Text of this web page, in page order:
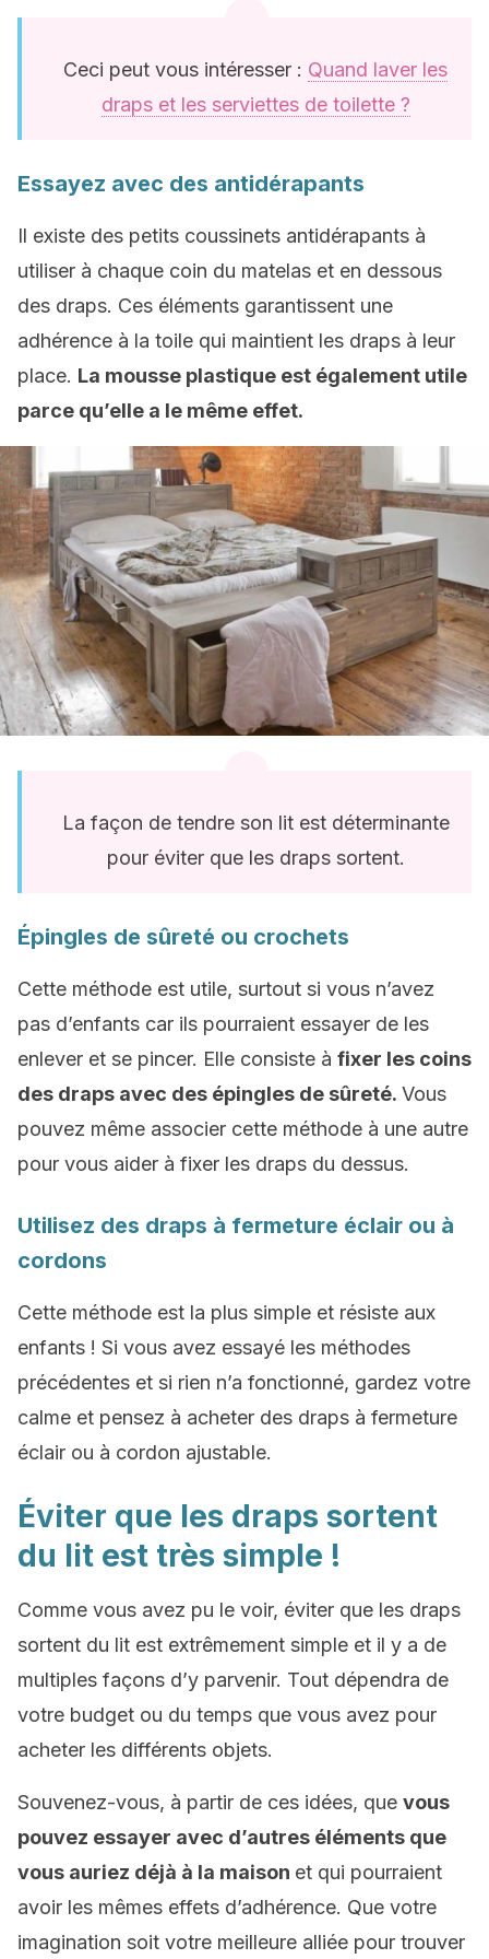
Ceci peut vous intéresser : Quand laver les
draps et les serviettes de toilette ?
Essayez avec des antidérapants
Il existe des petits coussinets antidérapants à
utiliser à chaque coin du matelas et en dessous
des draps. Ces éléments garantissent une
adhérence à la toile qui maintient les draps à leur
place. La mousse plastique est également utile
parce qu’elle a le même effet.
La façon de tendre son lit est déterminante
pour éviter que les draps sortent.
Épingles de sûreté ou crochets
Cette méthode est utile, surtout si vous n’avez
pas d’enfants car ils pourraient essayer de les
enlever et se pincer. Elle consiste à fixer les coins
des draps avec des épingles de sûreté. Vous
pouvez même associer cette méthode à une autre
pour vous aider à fixer les draps du dessus.
Utilisez des draps à fermeture éclair ou à
cordons
Cette méthode est la plus simple et résiste aux
enfants ! Si vous avez essayé les méthodes
précédentes et si rien n’a fonctionné, gardez votre
calme et pensez à acheter des draps à fermeture
éclair ou à cordon ajustable.
Éviter que les draps sortent
du lit est très simple !
Comme vous avez pu le voir, éviter que les draps
sortent du lit est extrêmement simple et il y a de
multiples façons d’y parvenir. Tout dépendra de
votre budget ou du temps que vous avez pour
acheter les différents objets.
Souvenez-vous, à partir de ces idées, que vous
pouvez essayer avec d’autres éléments que
vous auriez déjà à la maison et qui pourraient
avoir les mêmes effets d’adhérence. Que votre
imagination soit votre meilleure alliée pour trouver